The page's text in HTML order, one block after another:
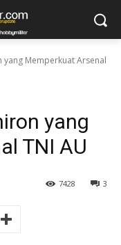
yang Memperkuat Arsenal
yang
TNI AU
3
7428